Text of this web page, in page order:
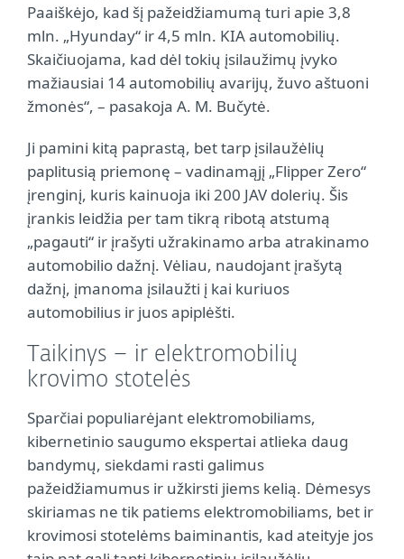
Paaiškėjo, kad šį pažeidžiamumą turi apie 3,8
mln. „Hyunday“ ir 4,5 mln. KIA automobilių.
Skaičiuojama, kad dėl tokių įsilaužimų įvyko
mažiausiai 14 automobilių avarijų, žuvo aštuoni
žmonės“, – pasakoja A. M. Bučytė.
Ji pamini kitą paprastą, bet tarp įsilaužėlių
paplitusią priemonę – vadinamąjį „Flipper Zero“
įrenginį, kuris kainuoja iki 200 JAV dolerių. Šis
įrankis leidžia per tam tikrą ribotą atstumą
„pagauti“ ir įrašyti užrakinamo arba atrakinamo
automobilio dažnį. Vėliau, naudojant įrašytą
dažnį, įmanoma įsilaužti į kai kuriuos
automobilius ir juos apiplėšti.
Taikinys – ir elektromobilių
krovimo stotelės
Sparčiai populiarėjant elektromobiliams,
kibernetinio saugumo ekspertai atlieka daug
bandymų, siekdami rasti galimus
pažeidžiamumus ir užkirsti jiems kelią. Dėmesys
skiriamas ne tik patiems elektromobiliams, bet ir
krovimosi stotelėms baiminantis, kad ateityje jos